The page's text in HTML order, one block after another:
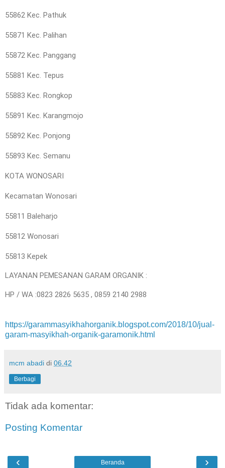
55862 Kec. Pathuk
55871 Kec. Palihan
55872 Kec. Panggang
55881 Kec. Tepus
55883 Kec. Rongkop
55891 Kec. Karangmojo
55892 Kec. Ponjong
55893 Kec. Semanu
KOTA WONOSARI
Kecamatan Wonosari
55811 Baleharjo
55812 Wonosari
55813 Kepek
LAYANAN PEMESANAN GARAM ORGANIK :
HP / WA :0823 2826 5635 , 0859 2140 2988
https://garammasyikhahorganik.blogspot.com/2018/10/jual-
garam-masyikhah-organik-garamonik.html
mcm abadi di 06.42
Berbagi
Tidak ada komentar:
Posting Komentar
‹ ›
Beranda